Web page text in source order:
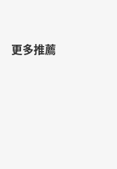
更多推薦